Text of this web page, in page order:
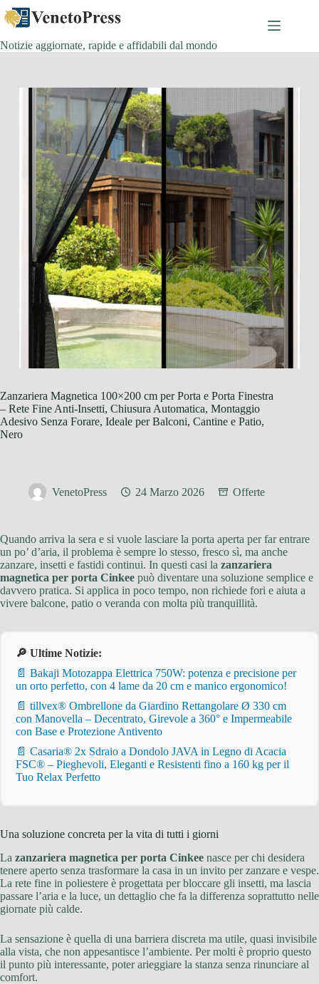
Salta
al
contenuto
Notizie aggiornate, rapide e affidabili dal mondo
Zanzariera Magnetica 100×200 cm per Porta e Porta Finestra
– Rete Fine Anti-Insetti, Chiusura Automatica, Montaggio
Adesivo Senza Forare, Ideale per Balconi, Cantine e Patio,
Nero
VenetoPress 24 Marzo 2026 Offerte
Quando arriva la sera e si vuole lasciare la porta aperta per far entrare
un po’ d’aria, il problema è sempre lo stesso, fresco sì, ma anche
zanzare, insetti e fastidi continui. In questi casi la zanzariera
magnetica per porta Cinkee può diventare una soluzione semplice e
davvero pratica. Si applica in poco tempo, non richiede fori e aiuta a
vivere balcone, patio o veranda con molta più tranquillità.
🔎 Ultime Notizie:
📄 Bakaji Motozappa Elettrica 750W: potenza e precisione per
un orto perfetto, con 4 lame da 20 cm e manico ergonomico!
📄 tillvex® Ombrellone da Giardino Rettangolare Ø 330 cm
con Manovella – Decentrato, Girevole a 360° e Impermeabile
con Base e Protezione Antivento
📄 Casaria® 2x Sdraio a Dondolo JAVA in Legno di Acacia
FSC® – Pieghevoli, Eleganti e Resistenti fino a 160 kg per il
Tuo Relax Perfetto
Una soluzione concreta per la vita di tutti i giorni
La zanzariera magnetica per porta Cinkee nasce per chi desidera
tenere aperto senza trasformare la casa in un invito per zanzare e vespe.
La rete fine in poliestere è progettata per bloccare gli insetti, ma lascia
passare l’aria e la luce, un dettaglio che fa la differenza soprattutto nelle
giornate più calde.
La sensazione è quella di una barriera discreta ma utile, quasi invisibile
alla vista, che non appesantisce l’ambiente. Per molti è proprio questo
il punto più interessante, poter arieggiare la stanza senza rinunciare al
comfort.